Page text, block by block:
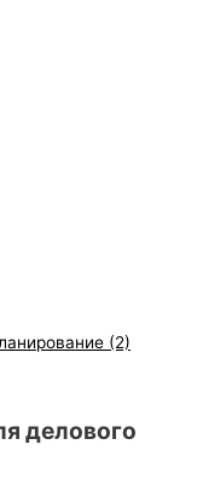
(2)
делового